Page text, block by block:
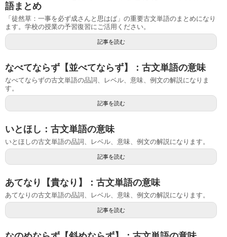
語まとめ
「徒然草：一事を必ず成さんと思はば」の重要古文単語のまとめになり
ます。学校の授業の予習復習にご活用ください。
記事を読む
なべてならず【並べてならず】：古文単語の意味
なべてならずの古文単語の品詞、レベル、意味、例文の解説になりま
す。
記事を読む
いとほし：古文単語の意味
いとほしの古文単語の品詞、レベル、意味、例文の解説になります。
記事を読む
あてなり【貴なり】：古文単語の意味
あてなりの古文単語の品詞、レベル、意味、例文の解説になります。
記事を読む